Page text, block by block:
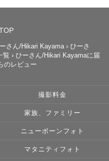
ますので人が写り込みや
。気軽に「ひーさん」っ
さん/Hikari Kayama› ひーさ
覧 › ひーさん/Hikari Kayamaに届
のレビュー
撮影料金
家族、ファミリー
ニューボーンフォト
マタニティフォト